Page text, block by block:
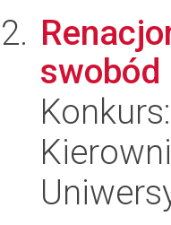
swobód
Konkurs: